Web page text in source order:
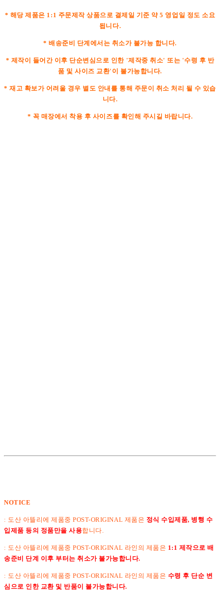
* 해당 제품은 1:1 주문제작 상품으로 결제일 기준 약 5 영업일 정도 소요
됩니다.
* 배송준비 단계에서는 취소가 불가능 합니다.
* 제작이 들어간 이후 단순변심으로 인한 '제작중 취소' 또는 '수령 후 반
품 및 사이즈 교환'이 불가능합니다.
* 재고 확보가 어려울 경우 별도 안내를 통해 주문이 취소 처리 될 수 있습
니다.
* 꼭 매장에서 착용 후 사이즈를 확인해 주시길 바랍니다.
NOTICE
: 도산 아뜰리에 제품중 POST-ORIGINAL 제품은 정식 수입제품, 병행 수
입제품 등의 정품만을 사용합니다.
: 도산 아뜰리에 제품중 POST-ORIGINAL 라인의 제품은 1:1 제작으로 배
송준비 단계 이후 부터는 취소가 불가능합니다.
: 도산 아뜰리에 제품중 POST-ORIGINAL 라인의 제품은 수령 후 단순 변
심으로 인한 교환 및 반품이 불가능합니다.